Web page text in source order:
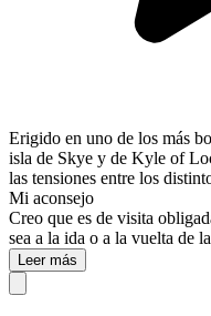
Erigido en uno de los más
isla de Skye y de Kyle of
las tensiones entre los
Mi aconsejo
Creo que es de visita
sea a la ida o a la vuelta de
Leer más